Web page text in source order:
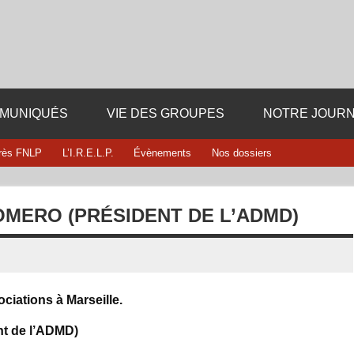
13
VIE DES GROUPES NOTRE
FNLP L’I.R.E.L.P. Évènements Nos dossiers
(PRÉSIDENT DE L’ADMD)
à Marseille.
de l’ADMD)